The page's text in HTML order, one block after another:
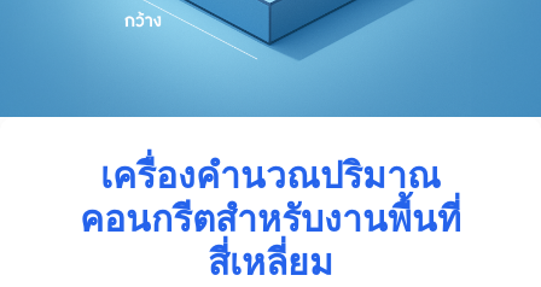
เครื่องคำนวณปริมาณ
คอนกรีตสำหรับงานพื้นที่
สี่เหลี่ยม